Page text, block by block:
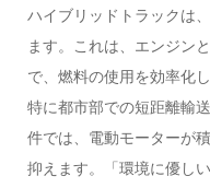
ハイブリッドトラックは
ます。これは、エンジン
で、燃料の使用を効率化
特に都市部での短距離輸
件では、電動モーターが
抑えます。「環境に優し